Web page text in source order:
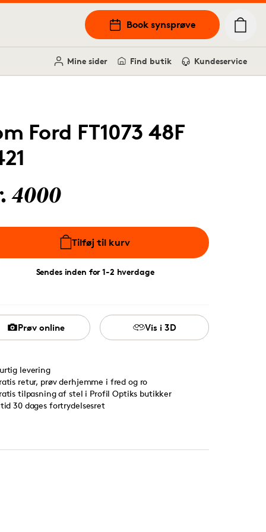
Book synsprøve
Mine sider Find butik Kundeservice
Ford FT1073 48F
4000
Tilføj til kurv
Sendes inden for 1-2 hverdage
Prøv online Vis i 3D
levering
retur, prøv derhjemme i fred og ro
tilpasning af stel i Profil Optiks butikker
30 dages fortrydelsesret